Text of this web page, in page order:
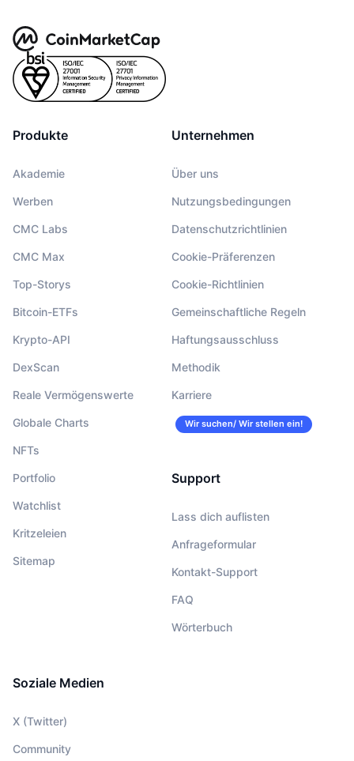
Produkte
Akademie
Werben
CMC Labs
CMC Max
Top-Storys
Bitcoin-ETFs
Krypto-API
DexScan
Reale Vermögenswerte
Globale Charts
NFTs
Portfolio
Watchlist
Kritzeleien
Sitemap
Unternehmen
Über uns
Nutzungsbedingungen
Datenschutzrichtlinien
Cookie-Präferenzen
Cookie-Richtlinien
Gemeinschaftliche Regeln
Haftungsausschluss
Methodik
Karriere
Wir suchen/ Wir stellen ein!
Support
Lass dich auflisten
Anfrageformular
Kontakt-Support
FAQ
Wörterbuch
Soziale Medien
X (Twitter)
Community